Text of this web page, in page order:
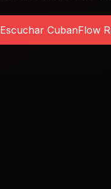
Escuchar CubanFlow